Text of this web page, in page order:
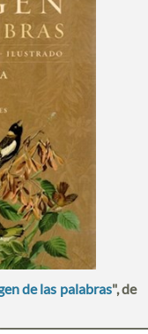
de las palabras", de